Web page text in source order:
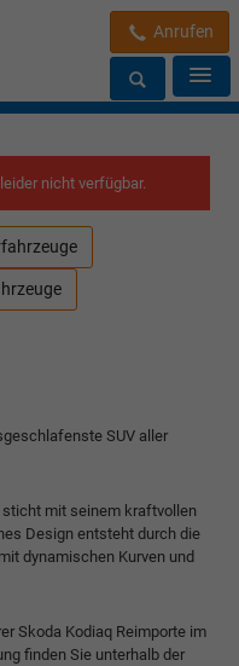
Anrufen
nicht verfügbar.
SUV aller
sticht mit seinem kraftvollen
Design entsteht durch die
dynamischen Kurven und
Skoda Kodiaq Reimporte im
finden Sie unterhalb der